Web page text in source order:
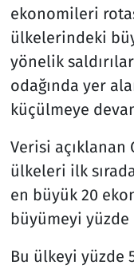
ekonomileri
ülkelerindeki
yönelik
odağında yer
küçülmeye
Verisi açıklanan
ülkeleri ilk
en büyük 20
büyümeyi
Bu ülkeyi yüzde
Televizyon